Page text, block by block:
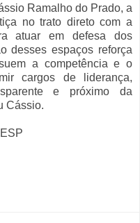
Ramalho do Prado, a
no trato direto com a
atuar em defesa dos
desses espaços reforça
a competência e o
cargos de liderança,
e próximo da
Cássio.